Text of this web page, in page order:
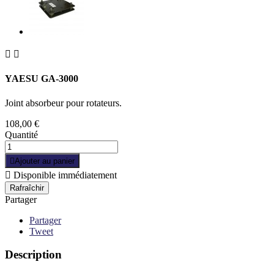
 
YAESU GA-3000
Joint absorbeur pour rotateurs.
108,00 €
Quantité
Ajouter au panier
 Disponible immédiatement
Partager
Partager
Tweet
Description